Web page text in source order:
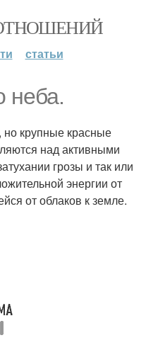
статьи
неба.
крупные красные
над активными
грозы и так или
энергии от
от облаков к земле.